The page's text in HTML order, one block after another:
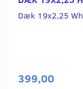
Dæk 19x2,25
399,00